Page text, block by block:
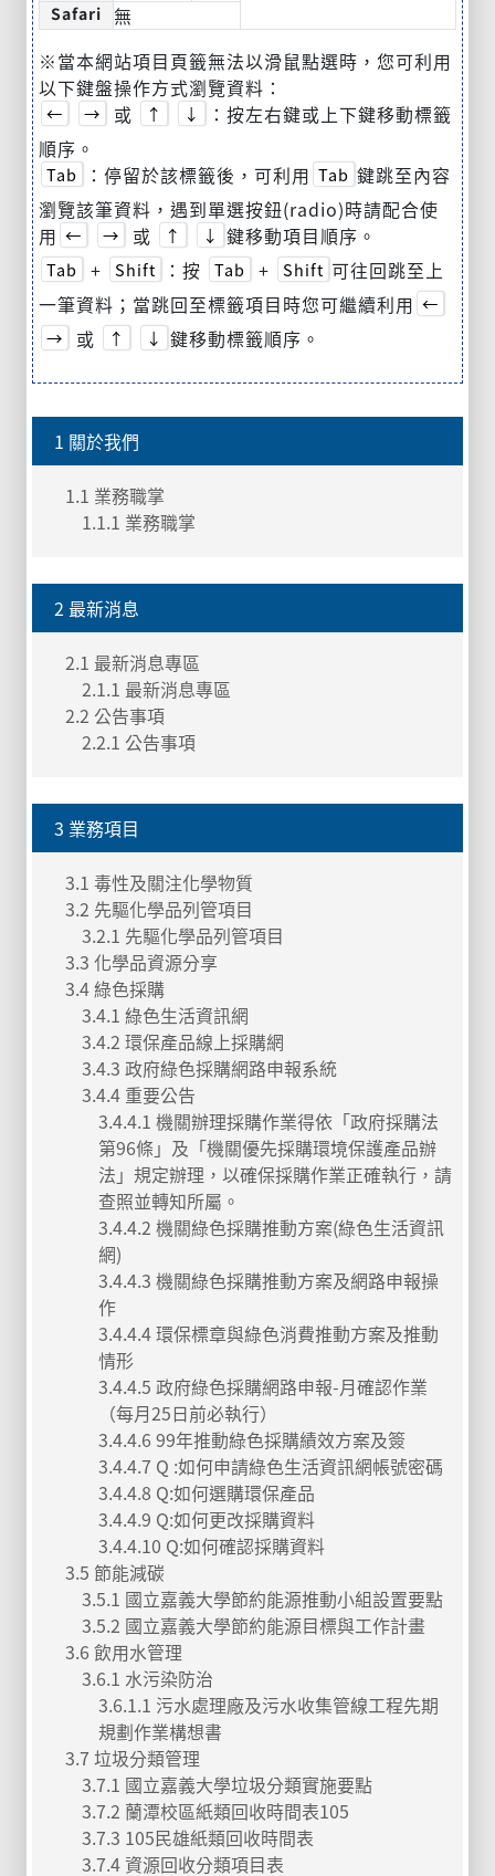
Safari
無
※當本網站項目頁籤無法以滑鼠點選時，您可利用
以下鍵盤操作方式瀏覽資料：
← → 或 ↑ ↓
：按左右鍵或上下鍵移動標籤
順序。
Tab ：停留於該標籤後，可利用 Tab 鍵跳至內容
瀏覽該筆資料，遇到單選按鈕(radio)時請配合使
用 ← → 或 ↑ ↓ 鍵移動項目順序。
Tab + Shift ：按 Tab + Shift 可往回跳至上
一筆資料；當跳回至標籤項目時您可繼續利用 ←
→
或 ↑ ↓ 鍵移動標籤順序。
1 關於我們
1.1 業務職掌
1.1.1 業務職掌
2 最新消息
2.1 最新消息專區
2.1.1 最新消息專區
2.2 公告事項
2.2.1 公告事項
3 業務項目
3.1 毒性及關注化學物質
3.2 先驅化學品列管項目
3.2.1 先驅化學品列管項目
3.3 化學品資源分享
3.4 綠色採購
3.4.1 綠色生活資訊網
3.4.2 環保產品線上採購網
3.4.3 政府綠色採購網路申報系統
3.4.4 重要公告
3.4.4.1 機關辦理採購作業得依「政府採購法
第96條」及「機關優先採購環境保護產品辦
法」規定辦理，以確保採購作業正確執行，請
查照並轉知所屬。
3.4.4.2 機關綠色採購推動方案(綠色生活資訊
網)
3.4.4.3 機關綠色採購推動方案及網路申報操
作
3.4.4.4 環保標章與綠色消費推動方案及推動
情形
3.4.4.5 政府綠色採購網路申報-月確認作業
（每月25日前必執行）
3.4.4.6 99年推動綠色採購績效方案及簽
3.4.4.7 Q :如何申請綠色生活資訊網帳號密碼
3.4.4.8 Q:如何選購環保產品
3.4.4.9 Q:如何更改採購資料
3.4.4.10 Q:如何確認採購資料
3.5 節能減碳
3.5.1 國立嘉義大學節約能源推動小組設置要點
3.5.2 國立嘉義大學節約能源目標與工作計畫
3.6 飲用水管理
3.6.1 水污染防治
3.6.1.1 污水處理廠及污水收集管線工程先期
規劃作業構想書
3.7 垃圾分類管理
3.7.1 國立嘉義大學垃圾分類實施要點
3.7.2 蘭潭校區紙類回收時間表105
3.7.3 105民雄紙類回收時間表
3.7.4 資源回收分類項目表